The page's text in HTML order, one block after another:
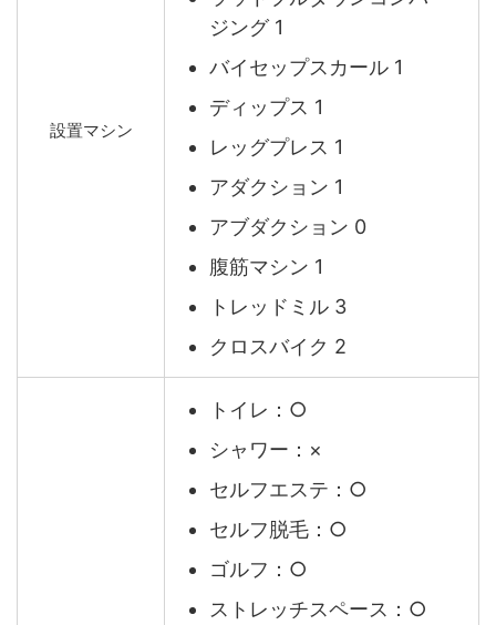
設置マシン
ジング 1
バイセップスカール 1
ディップス 1
レッグプレス 1
アダクション 1
アブダクション 0
腹筋マシン 1
トレッドミル 3
クロスバイク 2
トイレ：○
シャワー：×
セルフエステ：○
セルフ脱毛：○
ゴルフ：○
ストレッチスペース：○